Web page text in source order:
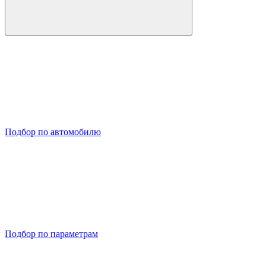
Подбор по автомобилю
Подбор по параметрам